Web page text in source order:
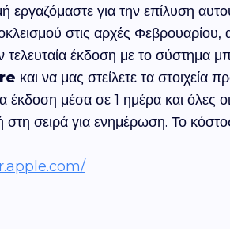
για την επίλυση
στις αρχές Φεβρουαρίου,
έκδοση με το σύστημα
και να μας στείλετε τα
μέσα σε 1 ημέρα και όλες οι
σειρά για ενημέρωση. Το